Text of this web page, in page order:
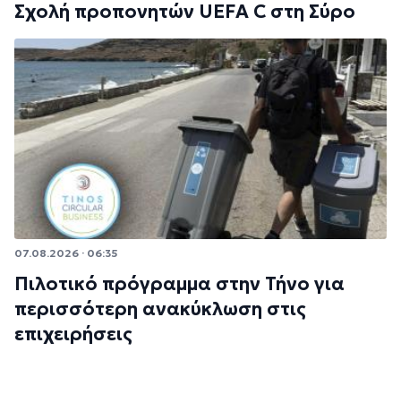
Σχολή προπονητών UEFA C στη Σύρο
07.08.2026 · 06:35
Πιλοτικό πρόγραμμα στην Τήνο για
περισσότερη ανακύκλωση στις
επιχειρήσεις